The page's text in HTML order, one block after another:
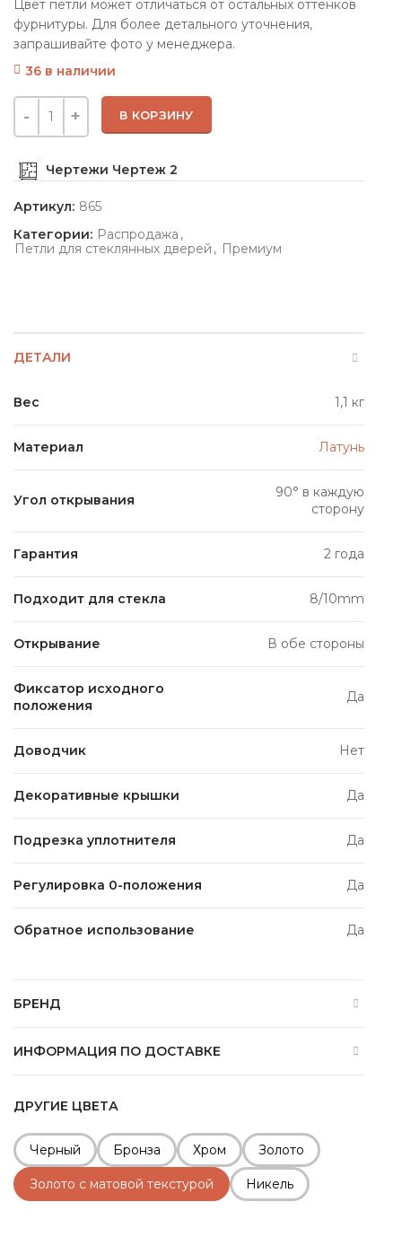
Цвет петли может отличаться от остальных оттенков
фурнитуры. Для более детального уточнения,
запрашивайте фото у менеджера.
36 в наличии
В КОРЗИНУ
Чертежи Чертеж 2
Артикул: 865
Категории: Распродажа ,
Петли для стеклянных дверей , Премиум
ДЕТАЛИ
Вес 1,1 кг
Материал Латунь
Угол открывания
90° в каждую
сторону
Гарантия 2 года
Подходит для стекла 8/10mm
Открывание В обе стороны
Фиксатор исходного
положения
Да
Доводчик Нет
Декоративные крышки Да
Подрезка уплотнителя Да
Регулировка 0-положения Да
Обратное использование Да
БРЕНД
ИНФОРМАЦИЯ ПО ДОСТАВКЕ
ДРУГИЕ ЦВЕТА
Черный Бронза Хром Золото
Золото с матовой текстурой Никель